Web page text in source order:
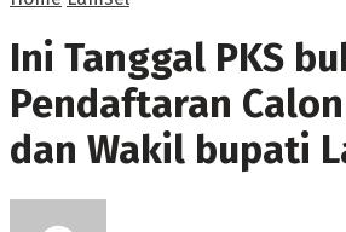
Ini Tanggal PKS
Pendaftaran
dan Wakil bupati